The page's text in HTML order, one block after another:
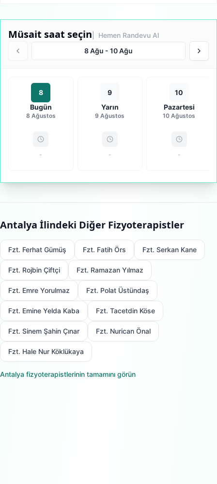
Müsait saat seçin | Hemen Randevu Al
8 Ağu - 10 Ağu
8
Bugün
8 Ağustos
-
9
Yarın
9 Ağustos
-
10
Pazartesi
10 Ağustos
-
Antalya İlindeki Diğer Fizyoterapistler
Fzt. Ferhat Gümüş Fzt. Fatih Örs Fzt. Serkan Kane
Fzt. Rojbin Çiftçi Fzt. Ramazan Yılmaz
Fzt. Emre Yorulmaz Fzt. Polat Üstündaş
Fzt. Emine Yelda Kaba Fzt. Tacetdin Köse
Fzt. Sinem Şahin Çınar Fzt. Nurican Önal
Fzt. Hale Nur Köklükaya
Antalya fizyoterapistlerinin tamamını görün